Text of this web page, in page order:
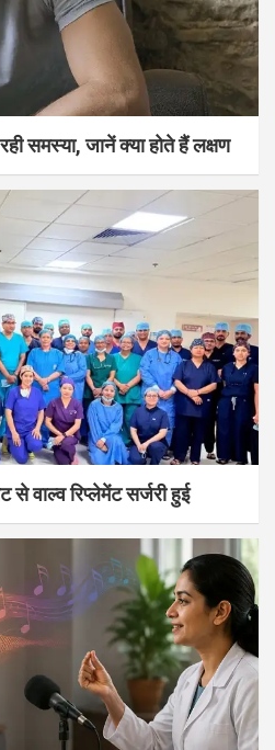
समस्या, जानें क्या होते हैं लक्षण
वाल्व रिप्लेमेंट सर्जरी हुई